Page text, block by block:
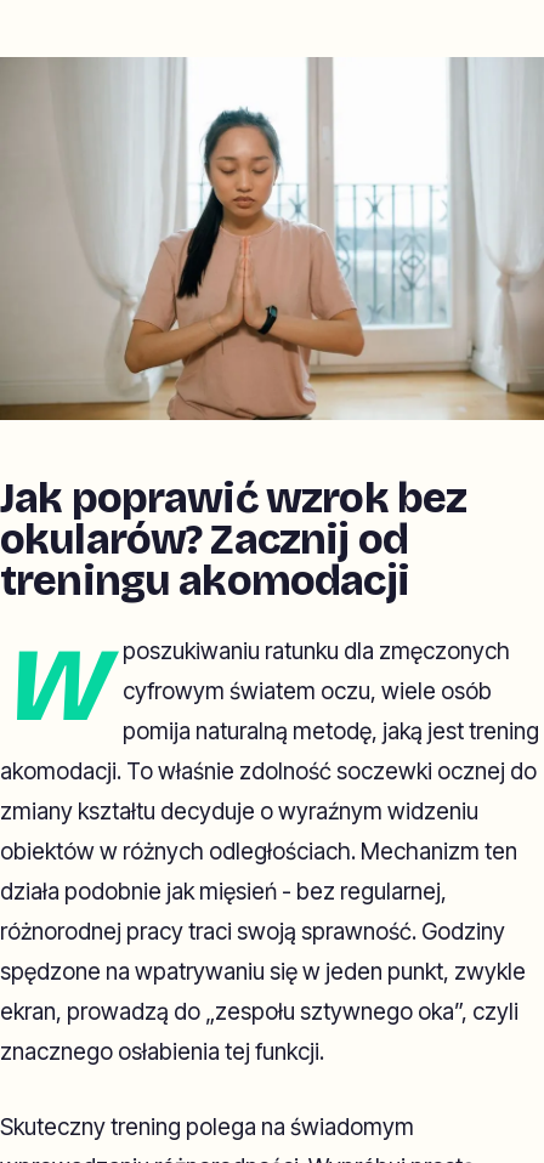
Jak poprawić wzrok bez
okularów? Zacznij od
treningu akomodacji
W
poszukiwaniu ratunku dla zmęczonych
cyfrowym światem oczu, wiele osób
pomija naturalną metodę, jaką jest trening
akomodacji. To właśnie zdolność soczewki ocznej do
zmiany kształtu decyduje o wyraźnym widzeniu
obiektów w różnych odległościach. Mechanizm ten
działa podobnie jak mięsień - bez regularnej,
różnorodnej pracy traci swoją sprawność. Godziny
spędzone na wpatrywaniu się w jeden punkt, zwykle
ekran, prowadzą do „zespołu sztywnego oka”, czyli
znacznego osłabienia tej funkcji.
Skuteczny trening polega na świadomym